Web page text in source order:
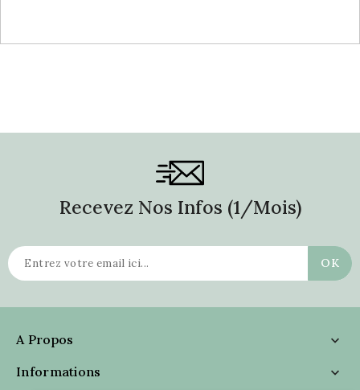
Recevez Nos Infos (1/mois)
A Propos

Informations
